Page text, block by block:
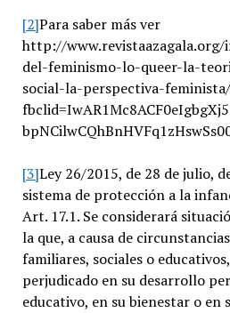
[2]Para saber más ver
http://
del-feminismo-lo-queer-la-
social-la-perspectiva-
[3]Ley 26/2015, de 28 de julio,
sistema de protección a la
Art. 17.1. Se considerará
la que, a causa de
familiares, sociales o
perjudicado en su desarrollo
educativo, en su bienestar o en